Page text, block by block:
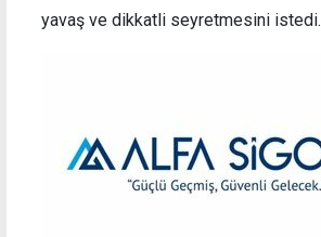
yavaş ve dikkatli seyretmesini istedi.